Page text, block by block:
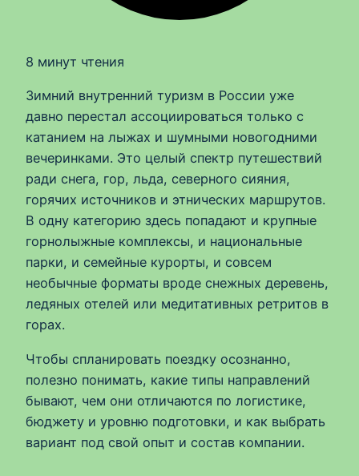
8 минут чтения
Зимний внутренний туризм в России уже
давно перестал ассоциироваться только с
катанием на лыжах и шумными новогодними
вечеринками. Это целый спектр путешествий
ради снега, гор, льда, северного сияния,
горячих источников и этнических маршрутов.
В одну категорию здесь попадают и крупные
горнолыжные комплексы, и национальные
парки, и семейные курорты, и совсем
необычные форматы вроде снежных деревень,
ледяных отелей или медитативных ретритов в
горах.
Чтобы спланировать поездку осознанно,
полезно понимать, какие типы направлений
бывают, чем они отличаются по логистике,
бюджету и уровню подготовки, и как выбрать
вариант под свой опыт и состав компании.